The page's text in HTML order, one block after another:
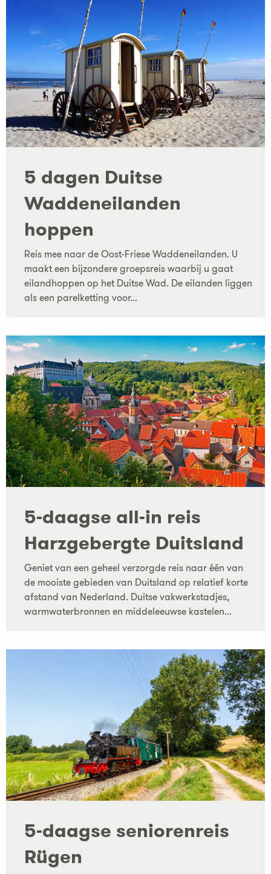
5 dagen Duitse
Waddeneilanden
hoppen
Reis mee naar de Oost-Friese Waddeneilanden. U
maakt een bijzondere groepsreis waarbij u gaat
eilandhoppen op het Duitse Wad. De eilanden liggen
als een parelketting voor...
5-daagse all-in reis
Harzgebergte Duitsland
Geniet van een geheel verzorgde reis naar één van
de mooiste gebieden van Duitsland op relatief korte
afstand van Nederland. Duitse vakwerkstadjes,
warmwaterbronnen en middeleeuwse kastelen...
5-daagse seniorenreis
Rügen